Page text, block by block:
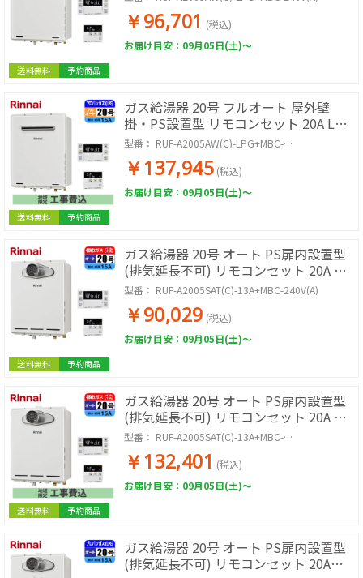
送料無料 予約商品
￥96,701 (税込)
お届け目安：09月05日(土)～
送料無料 予約商品
ガス給湯器 20号 フルオート 屋外壁
掛・PS設置型 リモコンセット 20A LPG
取付工事セット
型番： RUF-A2005AW(C)-LPG+MBC-
￥137,945 (税込)
お届け目安：09月05日(土)～
送料無料 予約商品
ガス給湯器 20号 オート PS扉内設置型
(排気延長不可) リモコンセット 20A 都
市ガス
型番： RUF-A2005SAT(C)-13A+MBC-240V(A)
￥90,029 (税込)
お届け目安：09月05日(土)～
送料無料 予約商品
ガス給湯器 20号 オート PS扉内設置型
(排気延長不可) リモコンセット 20A 都
市ガス 取付工事セット
型番： RUF-A2005SAT(C)-13A+MBC-
￥132,401 (税込)
お届け目安：09月05日(土)～
ガス給湯器 20号 オート PS扉内設置型
(排気延長不可) リモコンセット 20A